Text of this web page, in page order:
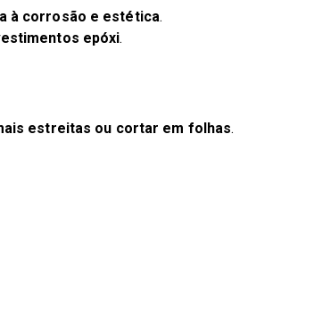
à corrosão e estética.
epóxi.
estreitas ou cortar em folhas.